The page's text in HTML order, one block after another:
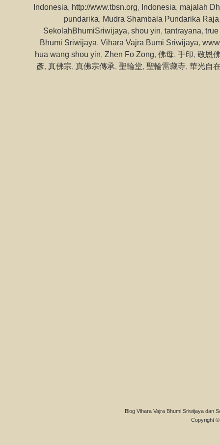
Indonesia, http://www.tbsn.org, Indonesia, majalah
pundarika, Mudra Shambala Pundarika Raja
SekolahBhumiSriwijaya, shou yin, tantrayana,
Bhumi Sriwijaya, Vihara Vajra Bumi Sriwijaya,
hua wang shou yin, Zhen Fo Zong, 佛母, 手印, 敬恩
彥, 真佛宗, 真佛宗傳承, 聖輪堂, 聖輪雷藏寺, 華光自
Blog Vihara Vajra Bhumi Sriwijaya dan
Copyright ©